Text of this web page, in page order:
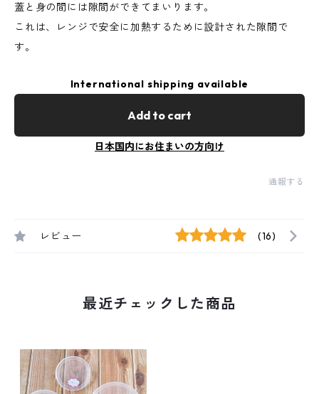
蓋と身の間には隙間ができてまいります。
これは、レンジで安全に加熱するために設計された隙間で
す。
International shipping available
Add to cart
日本国内にお住まいの方向け
通報する
レビュー (16)
最近チェックした商品